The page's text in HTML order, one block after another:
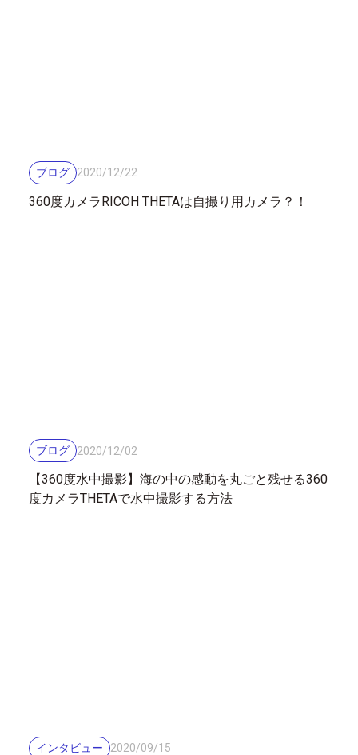
ブログ 2020/12/22
360度カメラRICOH THETAは自撮り用カメラ？！
ブログ 2020/12/02
【360度水中撮影】海の中の感動を丸ごと残せる360
度カメラTHETAで水中撮影する方法
インタビュー 2020/09/15